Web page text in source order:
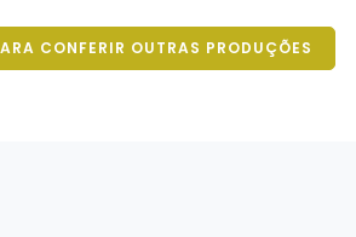
CONFERIR OUTRAS PRODUÇÕES